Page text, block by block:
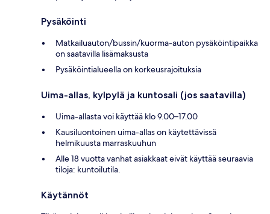
Pysäköinti
Matkailuauton/bussin/kuorma-auton pysäköintipaikka
on saatavilla lisämaksusta
Pysäköintialueella on korkeusrajoituksia
Uima-allas, kylpylä ja kuntosali (jos saatavilla)
Uima-allasta voi käyttää klo 9.00–17.00
Kausiluontoinen uima-allas on käytettävissä
helmikuusta marraskuuhun
Alle 18 vuotta vanhat asiakkaat eivät käyttää seuraavia
tiloja: kuntoilutila.
Käytännöt